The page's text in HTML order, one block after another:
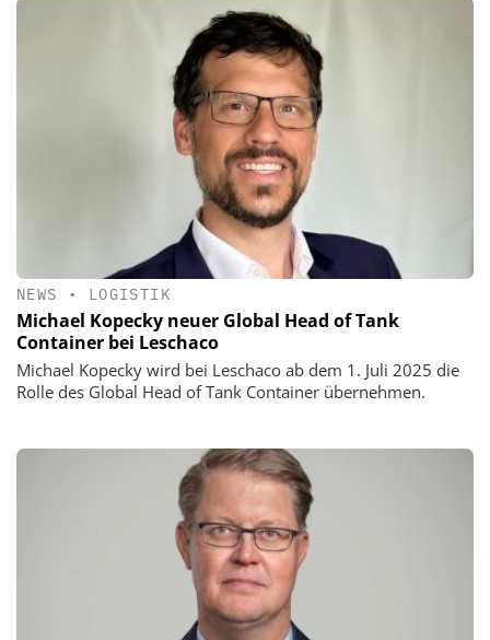
NEWS • LOGISTIK
Michael Kopecky neuer Global Head of Tank
Container bei Leschaco
Michael Kopecky wird bei Leschaco ab dem 1. Juli 2025 die
Rolle des Global Head of Tank Container übernehmen.